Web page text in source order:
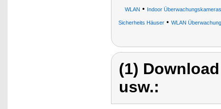
WLAN • Indoor Überwachungskameras
Sicherheits Häuser • WLAN
(1)
usw.: